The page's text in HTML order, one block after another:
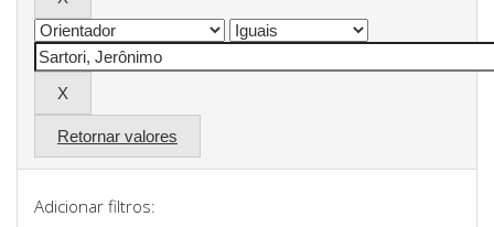
Retornar valores
Adicionar filtros: